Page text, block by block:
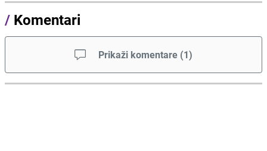
/ Komentari
Prikaži komentare (1)